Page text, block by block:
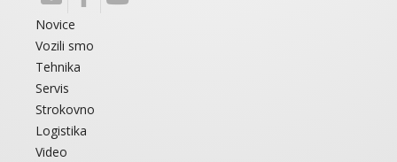
Novice
Vozili smo
Tehnika
Servis
Strokovno
Logistika
Video